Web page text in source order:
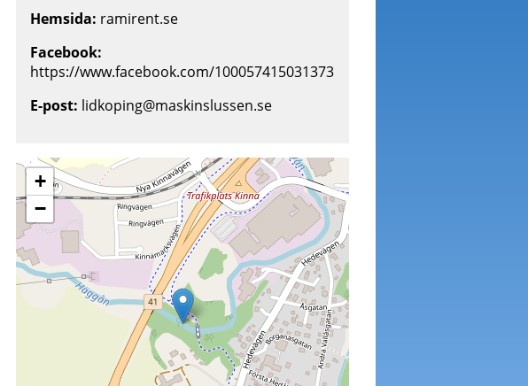
Hemsida: ramirent.se
Facebook:
https://www.facebook.com/100057415031373
E-post: lidkoping@maskinslussen.se
+
−